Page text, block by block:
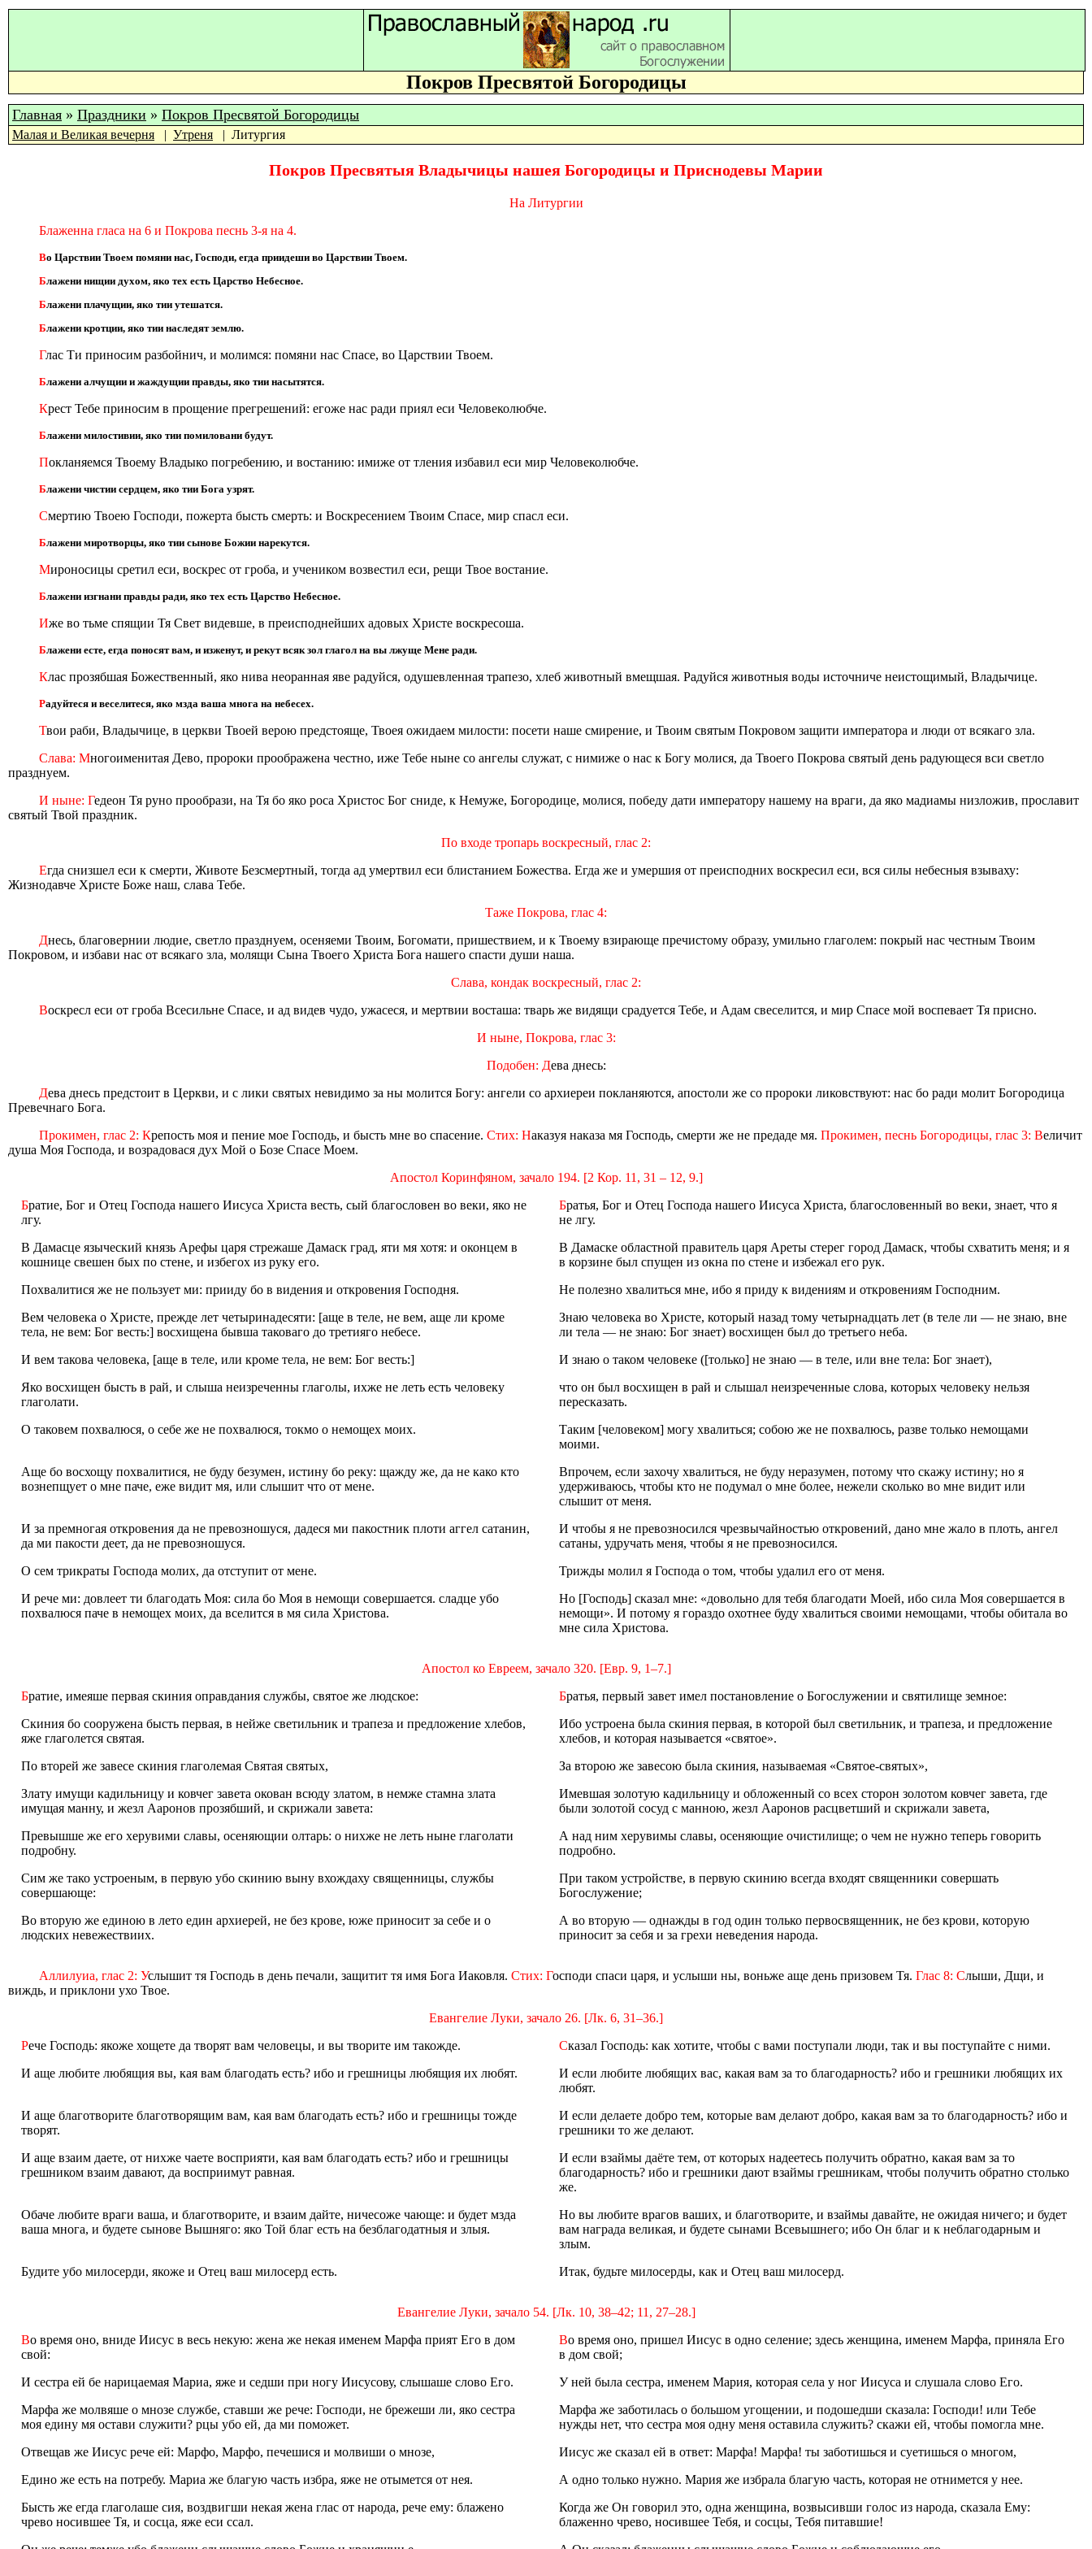
Покров Пресвятой Богородицы
Главная » Праздники » Покров Пресвятой Богородицы
Малая и Великая вечерня Утреня Литургия
Покров Пресвятыя Владычицы нашея Богородицы и Приснодевы Марии
На Литургии
Блаженна гласа на 6 и Покрова песнь 3-я на 4.
Во Царствии Твоем помяни нас, Господи, егда приидеши во Царствии Твоем.
Блажени нищии духом, яко тех есть Царство Небесное.
Блажени плачущии, яко тии утешатся.
Блажени кротции, яко тии наследят землю.
Глас Ти приносим разбойнич, и молимся: помяни нас Спасе, во Царствии Твоем.
Блажени алчущии и жаждущии правды, яко тии насытятся.
Крест Тебе приносим в прощение прегрешений: егоже нас ради приял еси Человеколюбче.
Блажени милостивии, яко тии помиловани будут.
Покланяемся Твоему Владыко погребению, и востанию: имиже от тления избавил еси мир Человеколюбче.
Блажени чистии сердцем, яко тии Бога узрят.
Смертию Твоею Господи, пожерта бысть смерть: и Воскресением Твоим Спасе, мир спасл еси.
Блажени миротворцы, яко тии сынове Божии нарекутся.
Мироносицы сретил еси, воскрес от гроба, и учеником возвестил еси, рещи Твое востание.
Блажени изгнани правды ради, яко тех есть Царство Небесное.
Иже во тьме спящии Тя Свет видевше, в преисподнейших адовых Христе воскресоша.
Блажени есте, егда поносят вам, и изженут, и рекут всяк зол глагол на вы лжуще Мене ради.
Клас прозябшая Божественный, яко нива неоранная яве радуйся, одушевленная трапезо, хлеб животный вмещшая. Радуйся животныя воды источниче неистощимый, Владычице.
Радуйтеся и веселитеся, яко мзда ваша многа на небесех.
Твои раби, Владычице, в церкви Твоей верою предстояще, Твоея ожидаем милости: посети наше смирение, и Твоим святым Покровом защити императора и люди от всякаго зла.
Слава: Многоименитая Дево, пророки проображена честно, иже Тебе ныне со ангелы служат, с нимиже о нас к Богу молися, да Твоего Покрова святый день радующеся вси светло
празднуем.
И ныне: Гедеон Тя руно прообрази, на Тя бо яко роса Христос Бог сниде, к Немуже, Богородице, молися, победу дати императору нашему на враги, да яко мадиамы низложив, прославит
святый Твой праздник.
По входе тропарь воскресный, глас 2:
Егда снизшел еси к смерти, Животе Безсмертный, тогда ад умертвил еси блистанием Божества. Егда же и умершия от преисподних воскресил еси, вся силы небесныя взываху:
Жизнодавче Христе Боже наш, слава Тебе.
Таже Покрова, глас 4:
Днесь, благовернии людие, светло празднуем, осеняеми Твоим, Богомати, пришествием, и к Твоему взирающе пречистому образу, умильно глаголем: покрый нас честным Твоим
Покровом, и избави нас от всякаго зла, молящи Сына Твоего Христа Бога нашего спасти души наша.
Слава, кондак воскресный, глас 2:
Воскресл еси от гроба Всесильне Спасе, и ад видев чудо, ужасеся, и мертвии восташа: тварь же видящи срадуется Тебе, и Адам свеселится, и мир Спасе мой воспевает Тя присно.
И ныне, Покрова, глас 3:
Подобен: Дева днесь:
Дева днесь предстоит в Церкви, и с лики святых невидимо за ны молится Богу: ангели со архиереи покланяются, апостоли же со пророки ликовствуют: нас бо ради молит Богородица
Превечнаго Бога.
Прокимен, глас 2: Крепость моя и пение мое Господь, и бысть мне во спасение. Стих: Наказуя наказа мя Господь, смерти же не предаде мя. Прокимен, песнь Богородицы, глас 3: Величит
душа Моя Господа, и возрадовася дух Мой о Бозе Спасе Моем.
Апостол Коринфяном, зачало 194. [2 Кор. 11, 31 – 12, 9.]
Братие, Бог и Отец Господа нашего Иисуса Христа весть, сый благословен во веки, яко не
лгу.
Братья, Бог и Отец Господа нашего Иисуса Христа, благословенный во веки, знает, что я
не лгу.
В Дамасце языческий князь Арефы царя стрежаше Дамаск град, яти мя хотя: и оконцем в
кошнице свешен бых по стене, и избегох из руку его.
В Дамаске областной правитель царя Ареты стерег город Дамаск, чтобы схватить меня; и я
в корзине был спущен из окна по стене и избежал его рук.
Похвалитися же не пользует ми: прииду бо в видения и откровения Господня.
Не полезно хвалиться мне, ибо я приду к видениям и откровениям Господним.
Вем человека о Христе, прежде лет четыринадесяти: [аще в теле, не вем, аще ли кроме
тела, не вем: Бог весть:] восхищена бывша таковаго до третияго небесе.
Знаю человека во Христе, который назад тому четырнадцать лет (в теле ли — не знаю, вне
ли тела — не знаю: Бог знает) восхищен был до третьего неба.
И вем такова человека, [аще в теле, или кроме тела, не вем: Бог весть:]
И знаю о таком человеке ([только] не знаю — в теле, или вне тела: Бог знает),
Яко восхищен бысть в рай, и слыша неизреченны глаголы, ихже не леть есть человеку
глаголати.
что он был восхищен в рай и слышал неизреченные слова, которых человеку нельзя
пересказать.
О таковем похвалюся, о себе же не похвалюся, токмо о немощех моих.
Таким [человеком] могу хвалиться; собою же не похвалюсь, разве только немощами
моими.
Аще бо восхощу похвалитися, не буду безумен, истину бо реку: щажду же, да не како кто
вознепщует о мне паче, еже видит мя, или слышит что от мене.
Впрочем, если захочу хвалиться, не буду неразумен, потому что скажу истину; но я
удерживаюсь, чтобы кто не подумал о мне более, нежели сколько во мне видит или
слышит от меня.
И за премногая откровения да не превозношуся, дадеся ми пакостник плоти аггел сатанин,
да ми пакости деет, да не превозношуся.
И чтобы я не превозносился чрезвычайностью откровений, дано мне жало в плоть, ангел
сатаны, удручать меня, чтобы я не превозносился.
О сем трикраты Господа молих, да отступит от мене.
Трижды молил я Господа о том, чтобы удалил его от меня.
И рече ми: довлеет ти благодать Моя: сила бо Моя в немощи совершается. сладце убо
похвалюся паче в немощех моих, да вселится в мя сила Христова.
Но [Господь] сказал мне: «довольно для тебя благодати Моей, ибо сила Моя совершается в
немощи». И потому я гораздо охотнее буду хвалиться своими немощами, чтобы обитала во
мне сила Христова.
Апостол ко Евреем, зачало 320. [Евр. 9, 1–7.]
Братие, имеяше первая скиния оправдания службы, святое же людское: Братья, первый завет имел постановление о Богослужении и святилище земное:
Скиния бо сооружена бысть первая, в нейже светильник и трапеза и предложение хлебов,
яже глаголется святая.
Ибо устроена была скиния первая, в которой был светильник, и трапеза, и предложение
хлебов, и которая называется «святое».
По вторей же завесе скиния глаголемая Святая святых,
За второю же завесою была скиния, называемая «Святое-святых»,
Злату имущи кадильницу и ковчег завета окован всюду златом, в немже стамна злата
имущая манну, и жезл Ааронов прозябший, и скрижали завета:
Имевшая золотую кадильницу и обложенный со всех сторон золотом ковчег завета, где
были золотой сосуд с манною, жезл Ааронов расцветший и скрижали завета,
Превышше же eго херувими славы, осеняющии oлтарь: о нихже не леть ныне глаголати
подробну.
А над ним херувимы славы, осеняющие очистилище; о чем не нужно теперь говорить
подробно.
Сим же тако устроeным, в первую убо скинию выну вхождаху священницы, службы
совершающе:
При таком устройстве, в первую скинию всегда входят священники совершать
Богослужение;
Во вторую же eдиною в лето eдин архиерей, не без крове, юже приносит за себе и о
людских невежествиих.
А во вторую — однажды в год один только первосвященник, не без крови, которую
приносит за себя и за грехи неведения народа.
Аллилуиа, глас 2: Услышит тя Господь в день печали, защитит тя имя Бога Иаковля. Стих: Господи спаси царя, и услыши ны, воньже аще день призовем Тя. Глас 8: Слыши, Дщи, и
виждь, и приклони ухо Твое.
Евангелие Луки, зачало 26. [Лк. 6, 31–36.]
Рече Господь: якоже хощете да творят вам человецы, и вы творите им такожде. Сказал Господь: как хотите, чтобы с вами поступали люди, так и вы поступайте с ними.
И аще любите любящия вы, кая вам благодать есть? ибо и грешницы любящия их любят.
И если любите любящих вас, какая вам за то благодарность? ибо и грешники любящих их
любят.
И аще благотворите благотворящим вам, кая вам благодать есть? ибо и грешницы тожде
творят.
И если делаете добро тем, которые вам делают добро, какая вам за то благодарность? ибо и
грешники то же делают.
И аще взаим даете, от нихже чаете восприяти, кая вам благодать есть? ибо и грешницы
грешником взаим давают, да восприимут равная.
И если взаймы даёте тем, от которых надеетесь получить обратно, какая вам за то
благодарность? ибо и грешники дают взаймы грешникам, чтобы получить обратно столько
же.
Обаче любите враги ваша, и благотворите, и взаим дайте, ничесоже чающе: и будет мзда
ваша многа, и будете сынове Вышняго: яко Той благ есть на безблагодатныя и злыя.
Но вы любите врагов ваших, и благотворите, и взаймы давайте, не ожидая ничего; и будет
вам награда великая, и будете сынами Всевышнего; ибо Он благ и к неблагодарным и
злым.
Будите убо милосерди, якоже и Отец ваш милосерд есть.
Итак, будьте милосерды, как и Отец ваш милосерд.
Евангелие Луки, зачало 54. [Лк. 10, 38–42; 11, 27–28.]
Во время оно, вниде Иисус в весь некую: жена же некая именем Марфа прият Его в дом
свой:
Во время оно, пришел Иисус в одно селение; здесь женщина, именем Марфа, приняла Его
в дом свой;
И сестра ей бе нарицаемая Мариа, яже и седши при ногу Иисусову, слышаше слово Его.
У ней была сестра, именем Мария, которая села у ног Иисуса и слушала слово Его.
Марфа же молвяше о мнозе службе, ставши же рече: Господи, не брежеши ли, яко сестра
моя едину мя остави служити? рцы убо ей, да ми поможет.
Марфа же заботилась о большом угощении, и подошедши сказала: Господи! или Тебе
нужды нет, что сестра моя одну меня оставила служить? скажи ей, чтобы помогла мне.
Отвещав же Иисус рече ей: Марфо, Марфо, печешися и молвиши о мнозе,
Иисус же сказал ей в ответ: Марфа! Марфа! ты заботишься и суетишься о многом,
Едино же есть на потребу. Мариа же благую часть избра, яже не отымется от нея.
А одно только нужно. Мария же избрала благую часть, которая не отнимется у нее.
Бысть же егда глаголаше сия, воздвигши некая жена глас от народа, рече ему: блажено
чрево носившее Тя, и сосца, яже еси ссал.
Когда же Он говорил это, одна женщина, возвысивши голос из народа, сказала Ему:
блаженно чрево, носившее Тебя, и сосцы, Тебя питавшие!